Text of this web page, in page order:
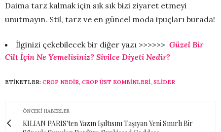
Daima tarz kalmak için sık sık bizi ziyaret etmeyi
unutmayın. Stil, tarz ve en güncel moda ipuçları burada!
İlginizi çekebilecek bir diğer yazı >>>>>> Güzel Bir
Cilt İçin Ne Yemelisiniz? Sivilce Diyeti Nedir?
ETIKETLER: CROP NEDIR, CROP ÜST KOMBINLERI, SLİDER
ÖNCEKI HABERLER
KILIAN PARIS'ten Yazın Işıltısını Taşıyan Yeni Sınırlı Bir